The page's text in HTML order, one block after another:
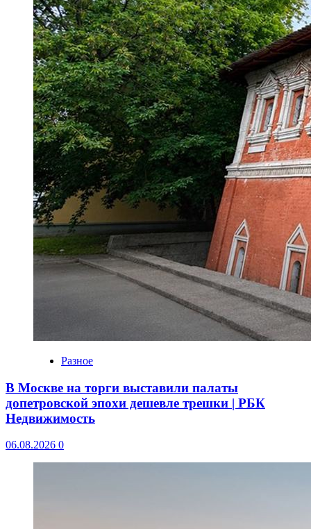
Разное
В Москве на торги выставили палаты
допетровской эпохи дешевле трешки | РБК
Недвижимость
06.08.2026 0